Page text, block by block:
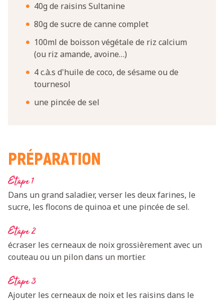
40g de raisins Sultanine
80g de sucre de canne complet
100ml de boisson végétale de riz calcium
(ou riz amande, avoine…)
4 c.à.s d'huile de coco, de sésame ou de
tournesol
une pincée de sel
PRÉPARATION
Etape 1
Dans un grand saladier, verser les deux farines, le
sucre, les flocons de quinoa et une pincée de sel.
Etape 2
écraser les cerneaux de noix grossièrement avec un
couteau ou un pilon dans un mortier.
Etape 3
Ajouter les cerneaux de noix et les raisins dans le